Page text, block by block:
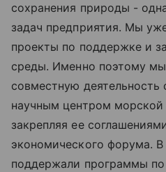
сохранения природы -
задач предприятия. Мы
проекты по поддержке и
среды. Именно поэтому
совместную
научным центром морской
закрепляя ее
экономического форума.
поддержали программы